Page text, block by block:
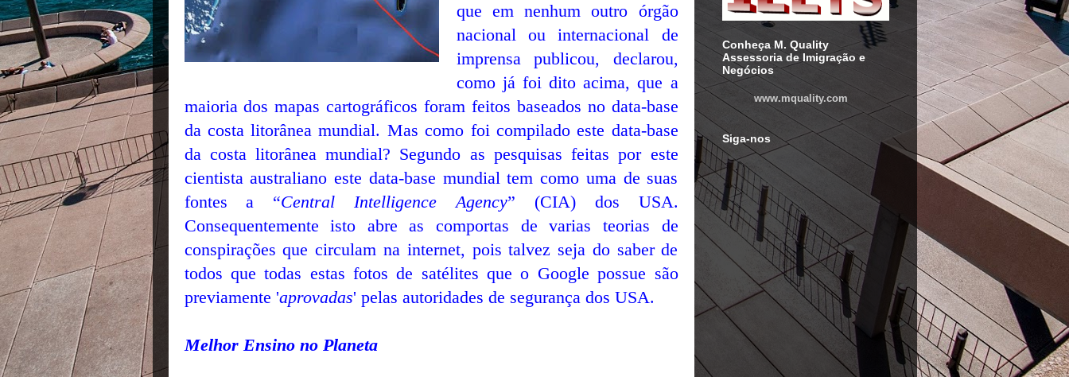
que em nenhum outro órgão
nacional ou internacional de
imprensa publicou, declarou,
como já foi dito acima, que a
maioria dos mapas cartográficos foram feitos baseados no data-base
da costa litorânea mundial. Mas como foi compilado este data-base
da costa litorânea mundial? Segundo as pesquisas feitas por este
cientista australiano este data-base mundial tem como uma de suas
fontes a “Central Intelligence Agency” (CIA) dos USA.
Consequentemente isto abre as comportas de varias teorias de
conspirações que circulam na internet, pois talvez seja do saber de
todos que todas estas fotos de satélites que o Google possue são
previamente 'aprovadas' pelas autoridades de segurança dos USA.
Melhor Ensino no Planeta
Conheça M. Quality
Assessoria de Imigração e
Negócios
www.mquality.com
Siga-nos